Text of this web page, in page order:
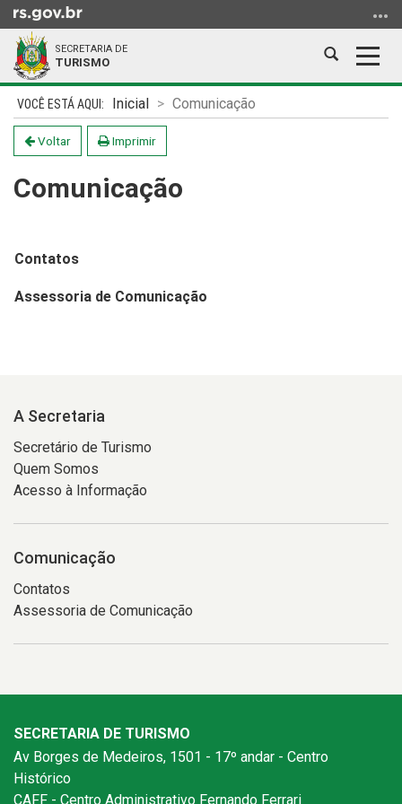
para
conteúdo
para
menu
para
SECRETARIA DE
TURISMO
Abrir
Início
do
conteúdo
Inicial Comunicação
Voltar Imprimir
Comunicação
Contatos
Assessoria de Comunicação
A Secretaria
Secretário de Turismo
Quem Somos
Acesso à Informação
Comunicação
Contatos
Assessoria de Comunicação
SECRETARIA DE TURISMO
Av Borges de Medeiros, 1501 - 17º andar - Centro
Histórico
CAFF - Centro Administrativo Fernando Ferrari